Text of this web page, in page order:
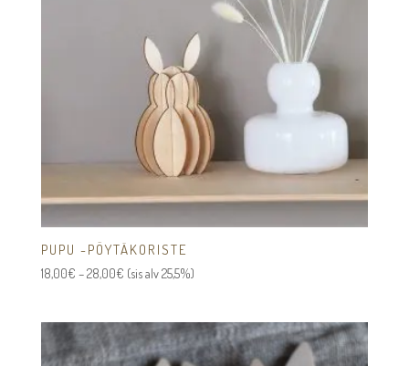
PUPU -PÖYTÄKORISTE
18,00€ –28,00€Hintaluokka:
28,00€
(sis alv 25,5%)